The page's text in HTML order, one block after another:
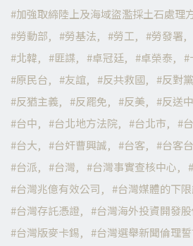
加強取締陸上及海域盜濫採土石處理
勞動部
勞基法 勞工 勞發署
北韓
匪諜 卓冠廷 卓榮泰
原民台
友誼 反共救國 反對黨
反猶主義
反罷免 反美 反送中
台中
台北地方法院 台北市
台大
台奸曹興誠 台客 台客
台派
台灣 台灣事實查核中心
台灣兆億有效公司
台灣媒體的下
台灣存託憑證
台灣海外投資開發
台灣版麥卡錫
台灣選舉新聞倫理